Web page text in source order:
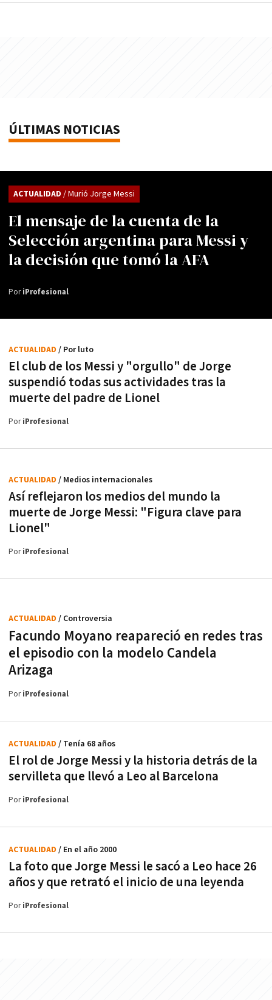
ÚLTIMAS NOTICIAS
El mensaje de la cuenta de la
Selección argentina para Messi y
la decisión que tomó la AFA
ACTUALIDAD / Murió Jorge Messi
PoriProfesional
El club de los Messi y "orgullo" de Jorge
suspendió todas sus actividades tras la
muerte del padre de Lionel
ACTUALIDAD / Por luto
PoriProfesional
Así reflejaron los medios del mundo la
muerte de Jorge Messi: "Figura clave para
Lionel"
ACTUALIDAD / Medios internacionales
PoriProfesional
Facundo Moyano reapareció en redes tras
el episodio con la modelo Candela
Arizaga
ACTUALIDAD / Controversia
PoriProfesional
El rol de Jorge Messi y la historia detrás de la
servilleta que llevó a Leo al Barcelona
ACTUALIDAD / Tenía 68 años
PoriProfesional
La foto que Jorge Messi le sacó a Leo hace 26
años y que retrató el inicio de una leyenda
ACTUALIDAD / En el año 2000
PoriProfesional